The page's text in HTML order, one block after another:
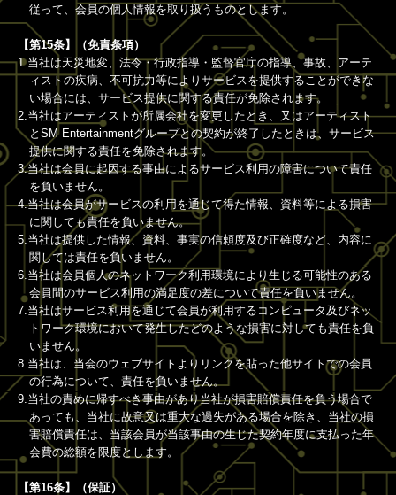
従って、会員の個人情報を取り扱うものとします。
【第15条】（免責条項）
1.当社は天災地変、法令・行政指導・監督官庁の指導、事故、アーテ
ィストの疾病、不可抗力等によりサービスを提供することができな
い場合には、サービス提供に関する責任が免除されます。
2.当社はアーティストが所属会社を変更したとき、又はアーティスト
とSM Entertainmentグループとの契約が終了したときは、サービス
提供に関する責任を免除されます。
3.当社は会員に起因する事由によるサービス利用の障害について責任
を負いません。
4.当社は会員がサービスの利用を通じて得た情報、資料等による損害
に関しても責任を負いません。
5.当社は提供した情報、資料、事実の信頼度及び正確度など、内容に
関しては責任を負いません。
6.当社は会員個人のネットワーク利用環境により生じる可能性のある
会員間のサービス利用の満足度の差について責任を負いません。
7.当社はサービス利用を通じて会員が利用するコンピュータ及びネッ
トワーク環境において発生したどのような損害に対しても責任を負
いません。
8.当社は、当会のウェブサイトよりリンクを貼った他サイトでの会員
の行為について、責任を負いません。
9.当社の責めに帰すべき事由があり当社が損害賠償責任を負う場合で
あっても、当社に故意又は重大な過失がある場合を除き、当社の損
害賠償責任は、当該会員が当該事由の生じた契約年度に支払った年
会費の総額を限度とします。
【第16条】（保証）